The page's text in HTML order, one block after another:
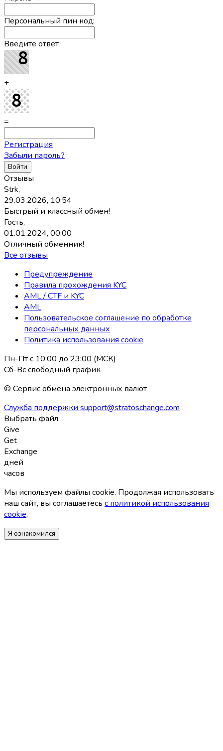
Персональный пин код:
Введите ответ
+
=
Регистрация
Забыли пароль?
Отзывы
Strk,
29.03.2026, 10:54
Быстрый и классный обмен!
Гость,
01.01.2024, 00:00
Отличный обменник!
Все отзывы
Предупреждение
Правила прохождения KYC
AML / CTF и KYC
AML
Пользовательское соглашение по обработке
персональных данных
Политика использования coоkie
Пн-Пт с 10:00 до 23:00 (МСК)
Сб-Вс свободный график
© Сервис обмена электронных валют
Служба поддержки support@stratoschange.com
Выбрать файл
Give
Get
Exchange
дней
часов
Мы используем файлы coоkie. Продолжая использовать
наш сайт, вы соглашаетесь с политикой использования
coоkie.